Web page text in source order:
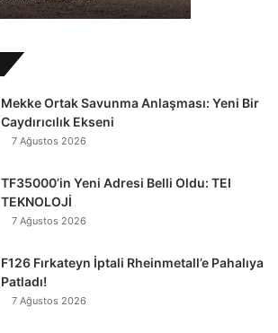
Mekke Ortak Savunma Anlaşması: Yeni Bir
Caydırıcılık Ekseni
7 Ağustos 2026
TF35000’in Yeni Adresi Belli Oldu: TEI
TEKNOLOJİ
7 Ağustos 2026
F126 Fırkateyn İptali Rheinmetall’e Pahalıya
Patladı!
7 Ağustos 2026